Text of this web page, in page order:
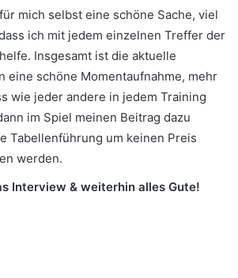
mich selbst eine schöne Sache, viel
ich mit jedem einzelnen Treffer der
Insgesamt ist die aktuelle
eine schöne Momentaufnahme, mehr
wie jeder andere in jedem Training
im Spiel meinen Beitrag dazu
Tabellenführung um keinen Preis
werden.
Interview & weiterhin alles Gute!